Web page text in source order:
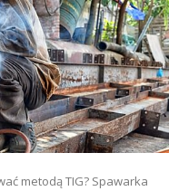
metodą TIG? Spawarka